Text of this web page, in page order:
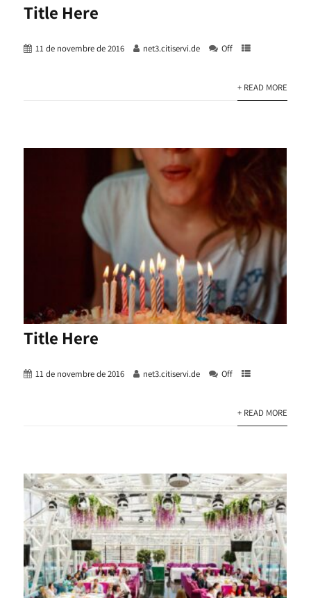
Title Here
11 de novembre de 2016 net3.citiservi.de Off
+ READ MORE
Title Here
11 de novembre de 2016 net3.citiservi.de Off
+ READ MORE